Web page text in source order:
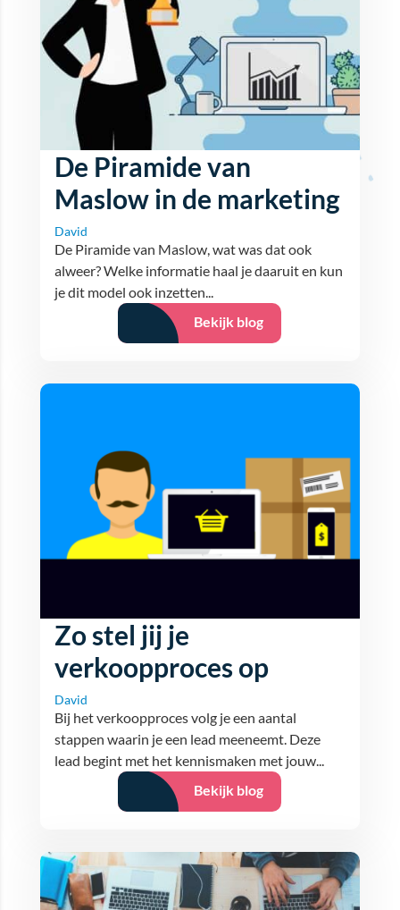
De Piramide van
Maslow in de marketing
David
De Piramide van Maslow, wat was dat ook
alweer? Welke informatie haal je daaruit en kun
je dit model ook inzetten...
Bekijk blog
Zo stel jij je
verkoopproces op
David
Bij het verkoopproces volg je een aantal
stappen waarin je een lead meeneemt. Deze
lead begint met het kennismaken met jouw...
Bekijk blog